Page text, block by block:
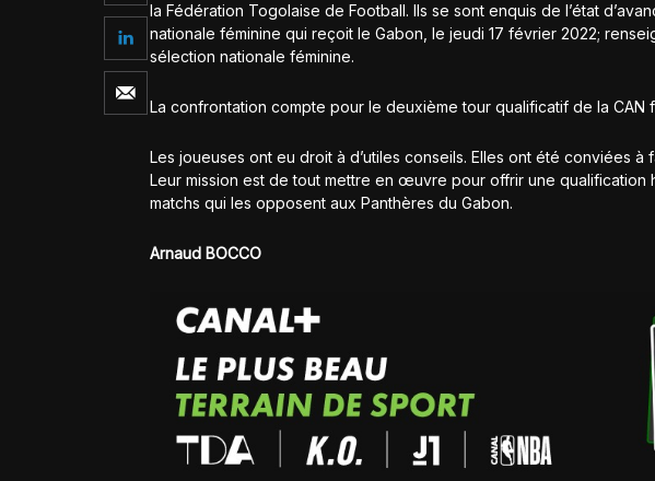
la Fédération Togolaise de Football. Ils se sont enquis de l’état
nationale féminine qui reçoit le Gabon, le jeudi 17 février 2022;
sélection nationale féminine.
La confrontation compte pour le deuxième tour qualificatif de la CAN
Les joueuses ont eu droit à d’utiles conseils. Elles ont été conviées à
Leur mission est de tout mettre en œuvre pour offrir une qualification
matchs qui les opposent aux Panthères du Gabon.
Arnaud BOCCO